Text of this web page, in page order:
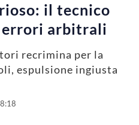
il tecnico
errori arbitrali
recrimina per la
espulsione ingiusta